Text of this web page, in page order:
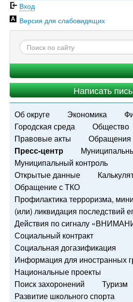
Вход
Версия для слабовидящих
Написать
Об округе Экономика
Городская среда
Общество
Правовые акты
Обращения
Пресс-центр
Муниципальный контроль
Открытые данные
Обращение с ТКО
Профилактика терроризма,
(или) ликвидация последствий
Действия по сигналу
Социальный контракт
Социальная догазификация
Информация для иностранных
Национальные проекты
Поиск захоронений
Туризм
Развитие школьного спорта